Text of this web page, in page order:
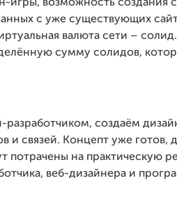
игры, возможность создания
с уже существующих
валюта сети –
сумму солидов,
создаём
и связей. Концепт уже готов,
потрачены на практическую
веб-дизайнера и